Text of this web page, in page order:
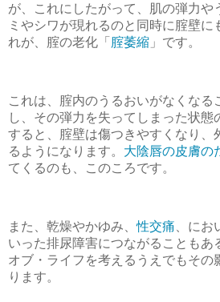
が、これにしたがって、肌の弾力や
ミやシワが現れるのと同時に腟壁に
れが、腟の老化「 腟萎縮 」です。
これは、腟内のうるおいがなくなる
し、その弾力を失ってしまった状態
すると、腟壁は傷つきやすくなり、
るようになります。 大陰唇の皮膚の
てくるのも、このころです。
また、乾燥やかゆみ、性交痛 、にお
いった排尿障害につながることもあ
オブ・ライフを考えるうえでもその
ります。